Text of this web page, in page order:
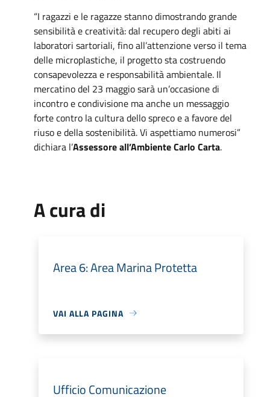
“I ragazzi e le ragazze stanno dimostrando grande
sensibilità e creatività: dal recupero degli abiti ai
laboratori sartoriali, fino all’attenzione verso il tema
delle microplastiche, il progetto sta costruendo
consapevolezza e responsabilità ambientale. Il
mercatino del 23 maggio sarà un’occasione di
incontro e condivisione ma anche un messaggio
forte contro la cultura dello spreco e a favore del
riuso e della sostenibilità. Vi aspettiamo numerosi”
dichiara l’Assessore all’Ambiente Carlo Carta.
A cura di
Area 6: Area Marina Protetta
VAI ALLA PAGINA
Ufficio Comunicazione